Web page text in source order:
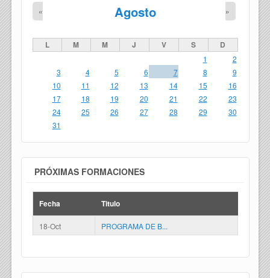
Agosto
« »
L M M J V S D
1
2
3
4 5 6 7 8
9
10
11 12 13 14 15
16
17
18 19 20 21 22
23
24
25 26 27 28 29
30
31
PRÓXIMAS FORMACIONES
Fecha Titulo
18-Oct PROGRAMA DE B...